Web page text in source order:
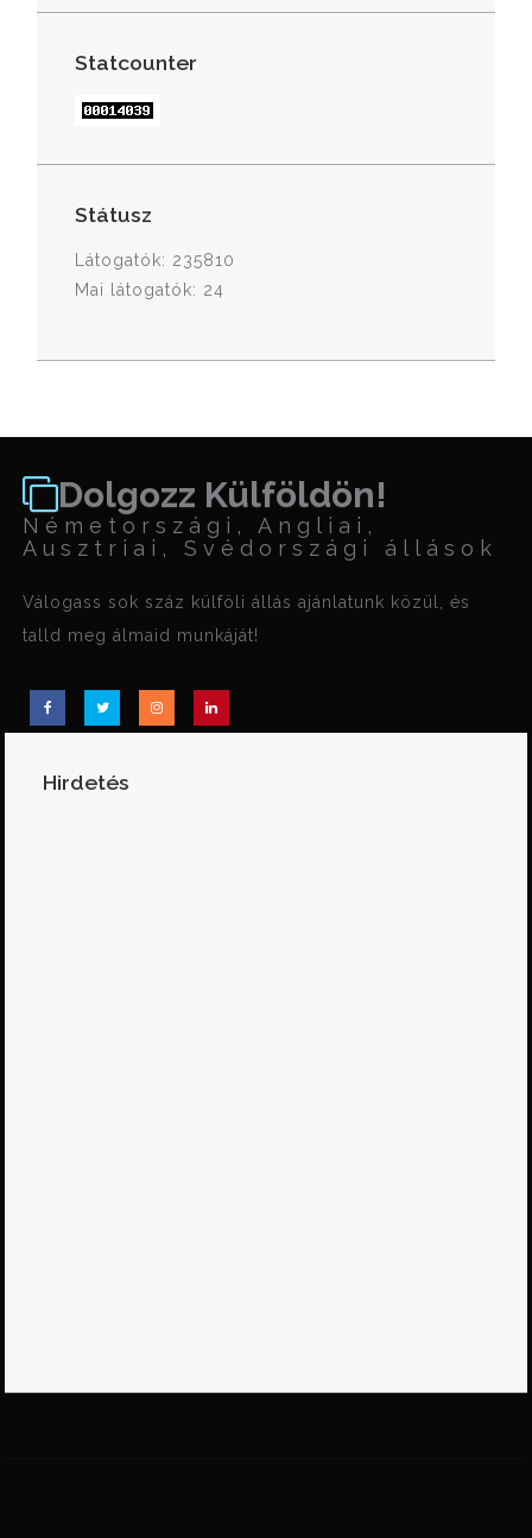
Statcounter
Státusz
Látogatók: 235810
Mai látogatók: 24
Dolgozz Külföldön!
Németországi, Angliai,
Ausztriai, Svédországi állások
Válogass sok száz külföli állás ajánlatunk közül, és
talld meg álmaid munkáját!
Hirdetés